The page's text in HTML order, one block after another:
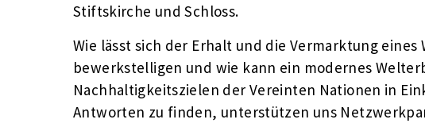
Stiftskirche und Schloss.
Wie lässt sich der Erhalt und die Vermarktung
bewerkstelligen und wie kann ein modernes
Nachhaltigkeitszielen der Vereinten Nationen in
Antworten zu finden, unterstützen uns